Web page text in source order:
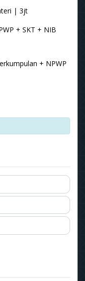
| 3jt
+ SKT + NIB
+ NPWP